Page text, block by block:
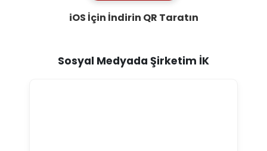
iOS İçin İndirin QR Taratın
Sosyal Medyada Şirketim İK